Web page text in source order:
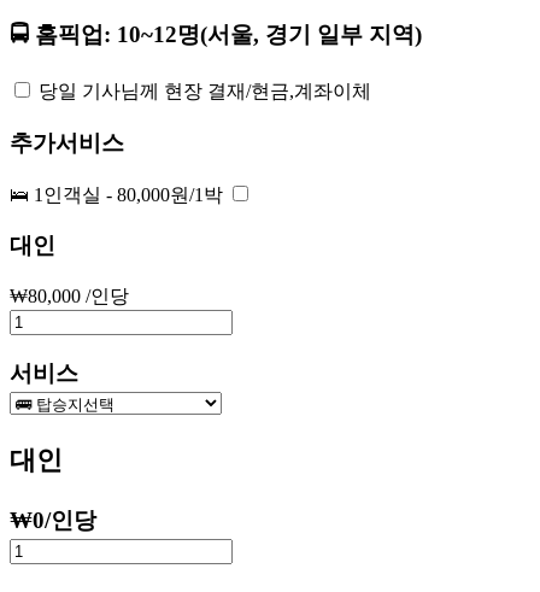
🚍 홈픽업: 10~12명(서울, 경기 일부 지역)
당일 기사님께 현장 결재/현금,계좌이체
추가서비스
🛌 1인객실 - 80,000원/1박
대인
₩80,000 /인당
서비스
대인
₩0/인당